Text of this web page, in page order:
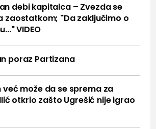
debi kapitalca – Zvezda se
zaostatkom; "Da zaključimo o
VIDEO
poraz Partizana
već može da se sprema za
otkrio zašto Ugrešić nije igrao